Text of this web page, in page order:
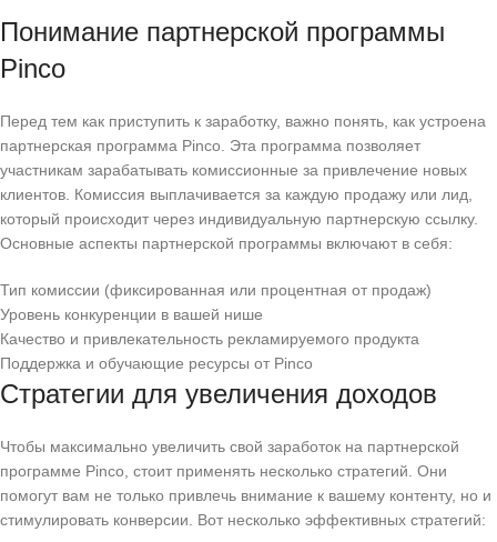
Понимание партнерской программы
Pinco
Перед тем как приступить к заработку, важно понять, как устроена
партнерская программа Pinco. Эта программа позволяет
участникам зарабатывать комиссионные за привлечение новых
клиентов. Комиссия выплачивается за каждую продажу или лид,
который происходит через индивидуальную партнерскую ссылку.
Основные аспекты партнерской программы включают в себя:
Тип комиссии (фиксированная или процентная от продаж)
Уровень конкуренции в вашей нише
Качество и привлекательность рекламируемого продукта
Поддержка и обучающие ресурсы от Pinco
Стратегии для увеличения доходов
Чтобы максимально увеличить свой заработок на партнерской
программе Pinco, стоит применять несколько стратегий. Они
помогут вам не только привлечь внимание к вашему контенту, но и
стимулировать конверсии. Вот несколько эффективных стратегий: